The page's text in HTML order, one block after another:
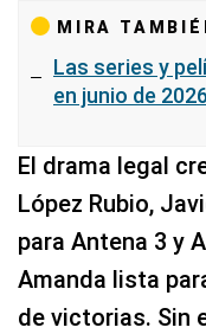
MIRA
Las series y
en junio de
El drama legal
López Rubio,
para Antena 3 y
Amanda lista
de victorias. Sin